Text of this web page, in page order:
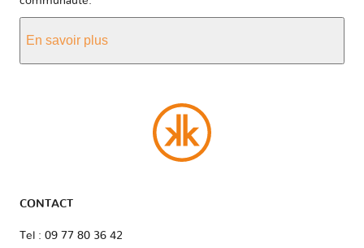
En savoir plus
CONTACT
Tel : 09 77 80 36 42